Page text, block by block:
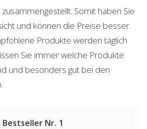
Somit haben Sie
und können die Preise besser
Produkte werden täglich
Sie immer welche Produkte
und besonders gut bei den
1